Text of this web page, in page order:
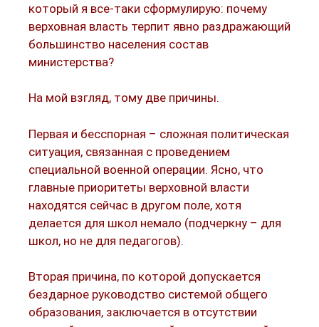
который я все-таки сформулирую: почему
верховная власть терпит явно раздражающий
большинство населения состав
министерства?
На мой взгляд, тому две причины.
Первая и бесспорная – сложная политическая
ситуация, связанная с проведением
специальной военной операции. Ясно, что
главные приоритеты верховной власти
находятся сейчас в другом поле, хотя
делается для школ немало (подчеркну – для
школ, но не для педагогов).
Вторая причина, по которой допускается
бездарное руководство системой общего
образования, заключается в отсутствии